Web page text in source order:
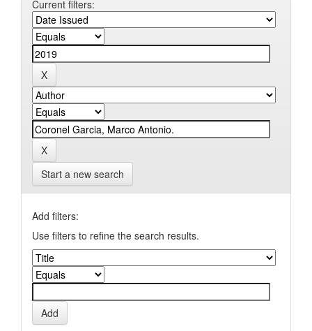
Current filters:
Start a new search
Add filters:
Use filters to refine the search results.